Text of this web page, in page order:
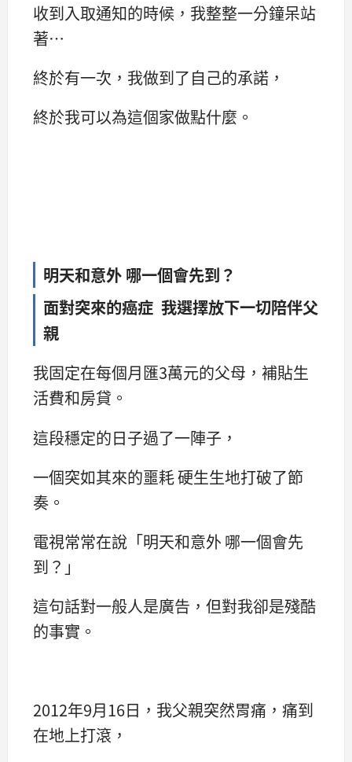
收到入取通知的時候，我整整一分鐘呆站
著…
終於有一次，我做到了自己的承諾，
終於我可以為這個家做點什麼。
明天和意外 哪一個會先到？
面對突來的癌症 我選擇放下一切陪伴父
親
我固定在每個月匯3萬元的父母，補貼生
活費和房貸。
這段穩定的日子過了一陣子，
一個突如其來的噩耗 硬生生地打破了節
奏。
電視常常在說「明天和意外 哪一個會先
到？」
這句話對一般人是廣告，但對我卻是殘酷
的事實。
2012年9月16日，我父親突然胃痛，痛到
在地上打滾，